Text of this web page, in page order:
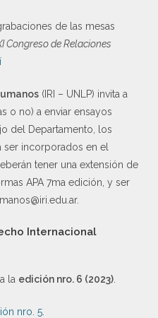
de las mesas
Congreso de Relaciones
(IRI – UNLP) invita a
o no) a enviar ensayos
del Departamento, los
ser incorporados en el
tener una extensión de
APA 7ma edición, y ser
Internacional
la edición nro. 6 (2023)
nro. 5